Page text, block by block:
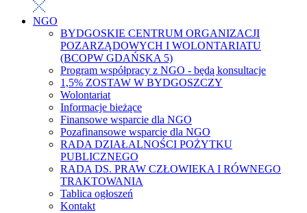
NGO
BYDGOSKIE CENTRUM ORGANIZACJI
POZARZĄDOWYCH I WOLONTARIATU
(BCOPW GDAŃSKA 5)
Program współpracy z NGO - będą konsultacje
1,5% ZOSTAW W BYDGOSZCZY
Wolontariat
Informacje bieżące
Finansowe wsparcie dla NGO
Pozafinansowe wsparcie dla NGO
RADA DZIAŁALNOŚCI POŻYTKU
PUBLICZNEGO
RADA DS. PRAW CZŁOWIEKA I RÓWNEGO
TRAKTOWANIA
Tablica ogłoszeń
Kontakt